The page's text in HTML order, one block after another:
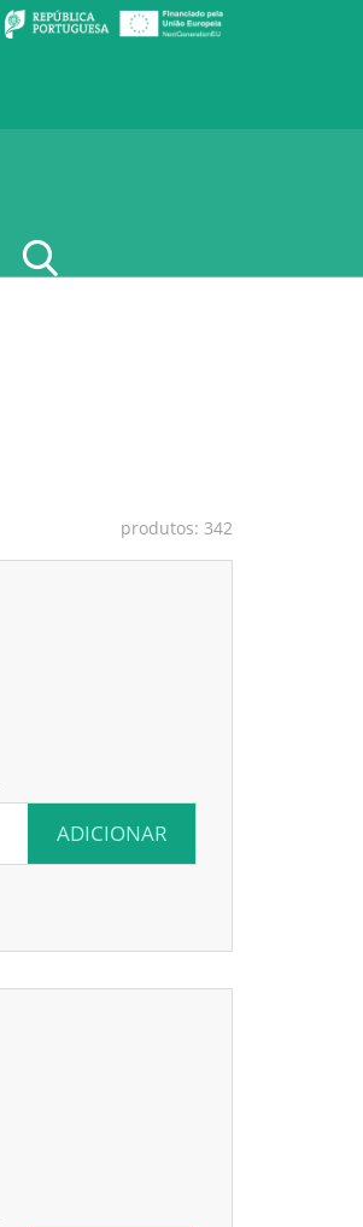
produtos: 342
ADICIONAR